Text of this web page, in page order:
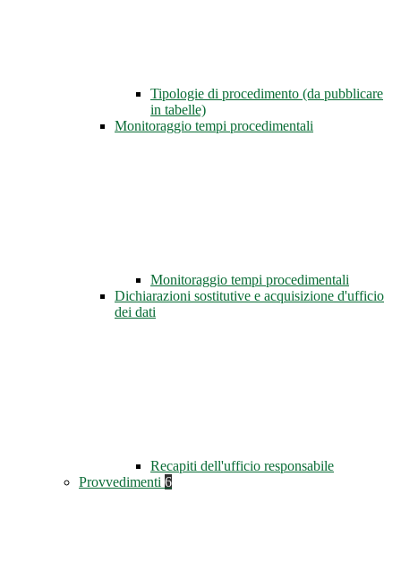
Tipologie di procedimento (da pubblicare
in tabelle)
Monitoraggio tempi procedimentali
Monitoraggio tempi procedimentali
Dichiarazioni sostitutive e acquisizione d'ufficio
dei dati
Recapiti dell'ufficio responsabile
Provvedimenti 6